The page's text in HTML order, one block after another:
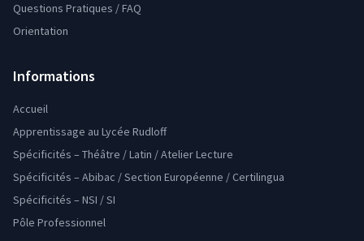
Questions Pratiques / FAQ
Orientation
Informations
Accueil
Apprentissage au Lycée Rudloff
Spécificités – Théâtre / Latin / Atelier Lecture
Spécificités – Abibac / Section Européenne / Certilingua
Spécificités – NSI / SI
Pôle Professionnel